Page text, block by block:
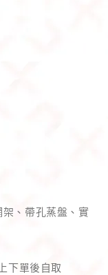
、帶孔蒸盤、實
下單後自取